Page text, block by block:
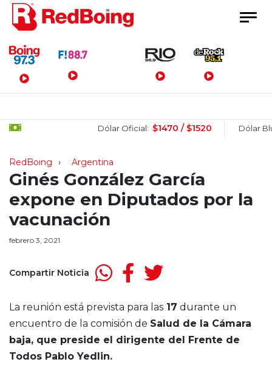
Menú Principal
Dólar Oficial: $1470 / $1520 Dólar Blue:
RedBoing Argentina
Ginés González García
expone en Diputados por la
vacunación
febrero 3, 2021
Compartir Noticia
La reunión está prevista para las 17 durante un
encuentro de la comisión de Salud de la Cámara
baja, que preside el dirigente del Frente de
Todos Pablo Yedlin.